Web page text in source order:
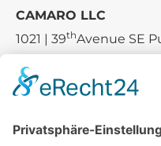
CAMARO LLC
1021 | 39thAvenue SE
Tel.:+1 253-867-57 35